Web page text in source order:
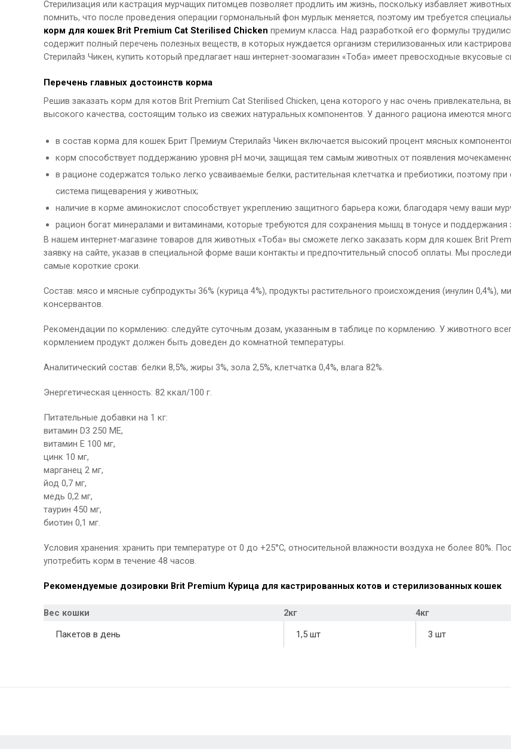
Стерилизация или кастрация мурчащих питомцев позволяет продлить им жизнь, поскольку избавляет
помнить, что после проведения операции гормональный фон мурлык меняется, поэтому им требуется
корм для кошек Brit Premium Cat Sterilised Chicken премиум класса. Над разработкой его формулы
содержит полный перечень полезных веществ, в которых нуждается организм стерилизованных или
Стерилайз Чикен, купить который предлагает наш интернет-зоомагазин «Тоба» имеет превосходные вкусовые
Перечень главных достоинств корма
Решив заказать корм для котов Brit Premium Cat Sterilised Chicken, цена которого у нас очень
высокого качества, состоящим только из свежих натуральных компонентов. У данного рациона имеются
в состав корма для кошек Брит Премиум Стерилайз Чикен включается высокий процент мясных
корм способствует поддержанию уровня pH мочи, защищая тем самым животных от появления
в рационе содержатся только легко усваиваемые белки, растительная клетчатка и пребиотики, поэтому
система пищеварения у животных;
наличие в корме аминокислот способствует укреплению защитного барьера кожи, благодаря чему ваши
рацион богат минералами и витаминами, которые требуются для сохранения мышц в тонусе и поддержания
В нашем интернет-магазине товаров для животных «Тоба» вы сможете легко заказать корм для кошек Brit
заявку на сайте, указав в специальной форме ваши контакты и предпочтительный способ оплаты. Мы
самые короткие сроки.
Состав: мясо и мясные субпродукты 36% (курица 4%), продукты растительного происхождения (инулин 0,4%),
консервантов.
Рекомендации по кормлению: следуйте суточным дозам, указанным в таблице по кормлению. У животного
кормлением продукт должен быть доведен до комнатной температуры.
Аналитический состав: белки 8,5%, жиры 3%, зола 2,5%, клетчатка 0,4%, влага 82%.
Энергетическая ценность: 82 ккал/100 г.
Питательные добавки на 1 кг:
витамин D3 250 МЕ,
витамин Е 100 мг,
цинк 10 мг,
марганец 2 мг,
йод 0,7 мг,
медь 0,2 мг,
таурин 450 мг,
биотин 0,1 мг.
Условия хранения: хранить при температуре от 0 до +25°С, относительной влажности воздуха не более 80%.
употребить корм в течение 48 часов.
Рекомендуемые дозировки Brit Premium Курица для кастрированных котов и стерилизованных кошек
Вес кошки 2кг 4кг
Пакетов в день
1,5 шт 3 шт